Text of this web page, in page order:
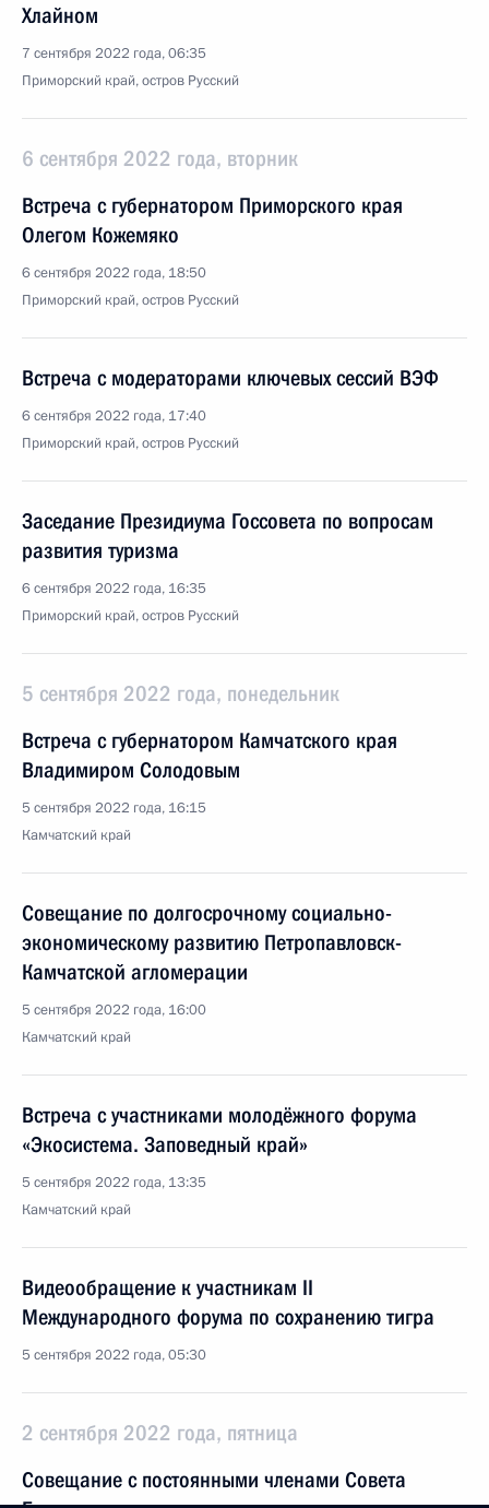
Хлайном
7 сентября 2022 года, 06:35
Приморский край, остров Русский
6 сентября 2022 года, вторник
Встреча с губернатором Приморского края
Олегом Кожемяко
6 сентября 2022 года, 18:50
Приморский край, остров Русский
Встреча с модераторами ключевых сессий ВЭФ
6 сентября 2022 года, 17:40
Приморский край, остров Русский
Заседание Президиума Госсовета по вопросам
развития туризма
6 сентября 2022 года, 16:35
Приморский край, остров Русский
5 сентября 2022 года, понедельник
Встреча с губернатором Камчатского края
Владимиром Солодовым
5 сентября 2022 года, 16:15
Камчатский край
Совещание по долгосрочному социально-
экономическому развитию Петропавловск-
Камчатской агломерации
5 сентября 2022 года, 16:00
Камчатский край
Встреча с участниками молодёжного форума
«Экосистема. Заповедный край»
5 сентября 2022 года, 13:35
Камчатский край
Видеообращение к участникам II
Международного форума по сохранению тигра
5 сентября 2022 года, 05:30
2 сентября 2022 года, пятница
Совещание с постоянными членами Совета